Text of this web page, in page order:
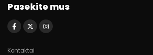
Pasekite mus
Kontaktai